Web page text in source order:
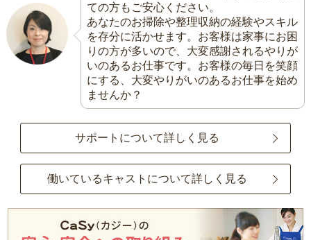
ての方もご安心ください。
あなたのお掃除や整理収納の経験やスキル
を存分に活かせます。お客様は家事にお困
りの方が多いので、大変感謝されるやりが
いのあるお仕事です。お客様の毎日を笑顔
にする、大変やりがいのあるお仕事を始め
ませんか？
サポートについて詳しく見る
働いているキャストについて詳しく見る